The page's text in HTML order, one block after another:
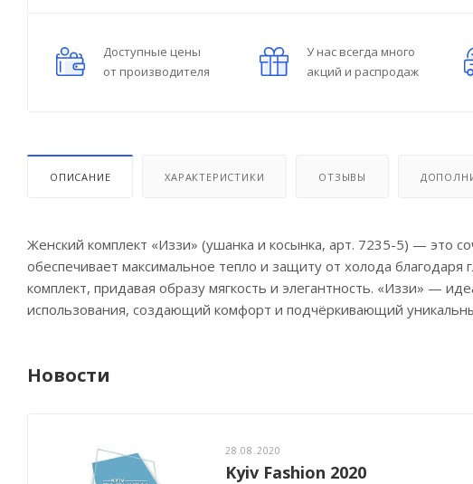
Доступные цены
от производителя
У нас всегда много
акций и распродаж
ОПИСАНИЕ ХАРАКТЕРИСТИКИ ОТЗЫВЫ
Женский комплект «Иззи» (ушанка и косынка, арт. 7235-5) — это
обеспечивает максимальное тепло и защиту от холода
комплект, придавая образу мягкость и элегантность. «Иззи» —
использования, создающий комфорт и подчёркивающий
Новости
28.08.2020
Kyiv Fashion 2020